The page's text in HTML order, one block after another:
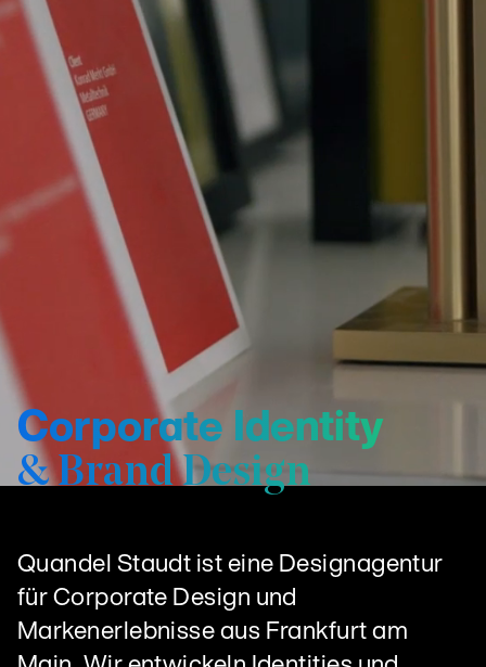
Corporate Identity
& Brand Design
Quandel Staudt ist eine Designagentur
für Corporate Design und
Markenerlebnisse aus Frankfurt am